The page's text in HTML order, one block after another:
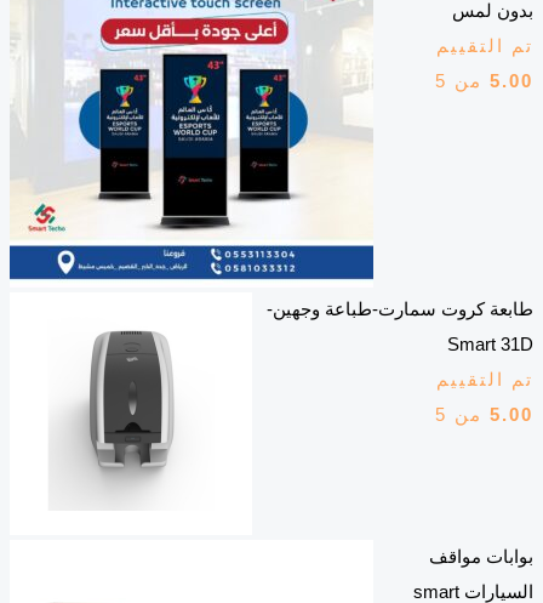
بدون لمس
تم التقييم
5.00من 5
طابعة كروت سمارت-طباعة وجهين-
Smart 31D
تم التقييم
5.00من 5
بوابات مواقف
السيارات smart